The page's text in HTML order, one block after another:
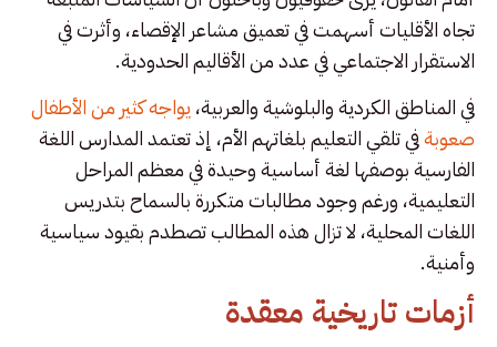
تجاه الأقليات أسهمت في تعميق مشاعر الإقصاء، وأثرت في
الاستقرار الاجتماعي في عدد من الأقاليم الحدودية.
في المناطق الكردية والبلوشية والعربية، يواجه كثير من الأطفال
صعوبةفي تلقي التعليم بلغاتهم الأم، إذ تعتمد المدارس اللغة
الفارسية بوصفها لغة أساسية وحيدة في معظم المراحل
التعليمية، ورغم وجود مطالبات متكررة بالسماح بتدريس
اللغات المحلية، لا تزال هذه المطالب تصطدم بقيود سياسية
وأمنية.
أزمات تاريخية معقدة